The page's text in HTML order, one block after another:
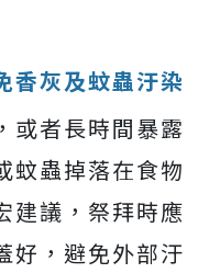
香灰及蚊蟲汙染
或者長時間暴露
蚊蟲掉落在食物
建議，祭拜時應
好，避免外部汙